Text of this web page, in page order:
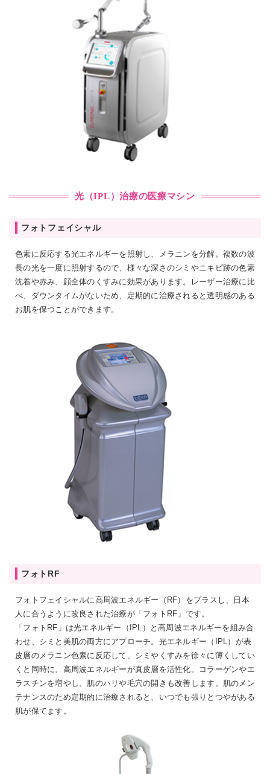
光（IPL）治療の医療マシン
フォトフェイシャル
色素に反応する光エネルギーを照射し、メラニンを分解。複数の波
長の光を一度に照射するので、様々な深さのシミやニキビ跡の色素
沈着や赤み、顔全体のくすみに効果があります。レーザー治療に比
べ、ダウンタイムがないため、定期的に治療されると透明感のある
お肌を保つことができます。
フォトRF
フォトフェイシャルに高周波エネルギー（RF）をプラスし、日本
人に合うように改良された治療が「フォトRF」です。
「フォトRF」は光エネルギー（IPL）と高周波エネルギーを組み合
わせ、シミと美肌の両方にアプローチ。光エネルギー（IPL）が表
皮層のメラニン色素に反応して、シミやくすみを徐々に薄くしてい
くと同時に、高周波エネルギーが真皮層を活性化。コラーゲンやエ
ラスチンを増やし、肌のハリや毛穴の開きも改善します。肌のメン
テナンスのため定期的に治療されると、いつでも張りとつやがある
肌が保てます。